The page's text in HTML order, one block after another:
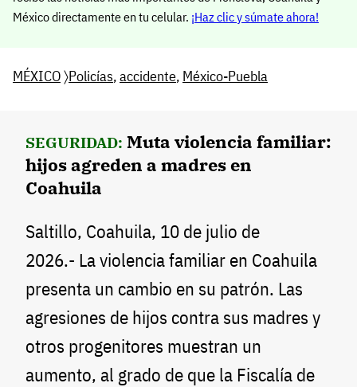
México directamente en tu celular. ¡Haz clic y súmate ahora!
MÉXICO〉Policías,accidente, México-Puebla
SEGURIDAD: Muta violencia familiar:
hijos agreden a madres en
Coahuila
Saltillo, Coahuila, 10 de julio de
2026.- La violencia familiar en Coahuila
presenta un cambio en su patrón. Las
agresiones de hijos contra sus madres y
otros progenitores muestran un
aumento, al grado de que la Fiscalía de